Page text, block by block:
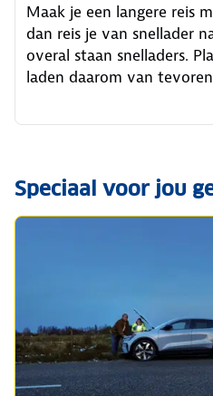
Maak je een langere reis
dan reis je van snellader
overal staan snelladers.
laden daarom van
Speciaal voor jou